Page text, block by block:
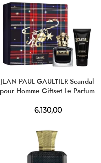
JEAN PAUL GAULTIER Scandal
pour Homme Giftset Le Parfum
6.130,00